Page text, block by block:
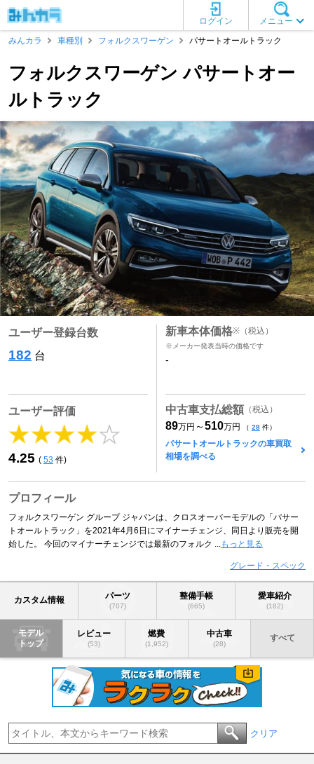
メニュー
ログイン
みんカラ
車種別 フォルクスワーゲン パサートオールトラック
フォルクスワーゲン パサートオー
ルトラック
ユーザー登録台数
182 台
ユーザー評価
4.25 ( 53 件)
新車本体価格※ （税込）
※メーカー発表当時の価格です
-
中古車支払総額 （税込）
89万円 ～510万円 （ 28 件）
パサートオールトラックの車買取
相場を調べる
プロフィール
フォルクスワーゲン グループ ジャパンは、クロスオーバーモデルの「パサー
トオールトラック」を2021年4月6日にマイナーチェンジ、同日より販売を開
始した。 今回のマイナーチェンジでは最新のフォルク ...
もっと見る
グレード・スペック
カスタム情報 パーツ
(707)
整備手帳
(665)
愛車紹介
(182)
モデル
トップ
レビュー
(53)
燃費
(1,952)
中古車
(28)
すべて
クリア